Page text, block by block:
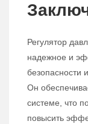
Регулятор
надежное и
безопасности
Он
системе, что
повысить